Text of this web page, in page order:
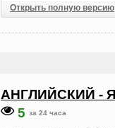
Открыть полную версию
АНГЛИЙСКИЙ -
5 за 24 часа